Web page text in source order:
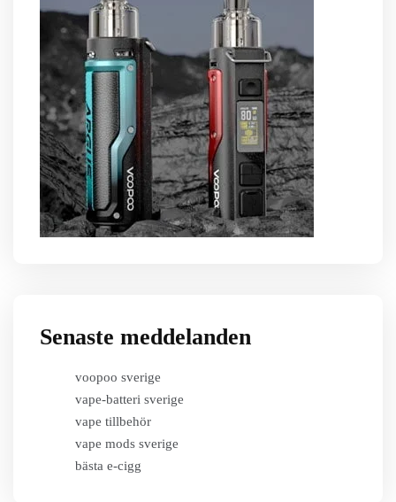
Senaste meddelanden
voopoo sverige
vape-batteri sverige
vape tillbehör
vape mods sverige
bästa e-cigg